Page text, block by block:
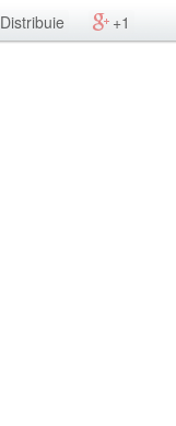
Distribuie +1